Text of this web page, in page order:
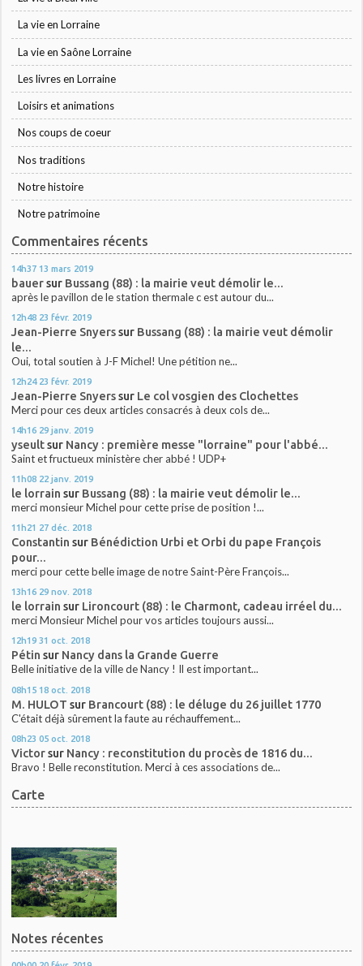
La vie en Lorraine
La vie en Saône Lorraine
Les livres en Lorraine
Loisirs et animations
Nos coups de coeur
Nos traditions
Notre histoire
Notre patrimoine
Commentaires récents
14h37 13 mars 2019
bauersur Bussang (88) : la mairie veut démolir le...
après le pavillon de le station thermale c est autour du...
12h48 23 févr. 2019
Jean-Pierre Snyerssur Bussang (88) : la mairie veut démolir
le...
Oui, total soutien à J-F Michel! Une pétition ne...
12h24 23 févr. 2019
Jean-Pierre Snyerssur Le col vosgien des Clochettes
Merci pour ces deux articles consacrés à deux cols de...
14h16 29 janv. 2019
yseultsur Nancy : première messe "lorraine" pour l'abbé...
Saint et fructueux ministère cher abbé ! UDP+
11h08 22 janv. 2019
le lorrain sur Bussang (88) : la mairie veut démolir le...
merci monsieur Michel pour cette prise de position !...
11h21 27 déc. 2018
Constantin sur Bénédiction Urbi et Orbi du pape François
pour...
merci pour cette belle image de notre Saint-Père François...
13h16 29 nov. 2018
le lorrain sur Lironcourt (88) : le Charmont, cadeau irréel du...
merci Monsieur Michel pour vos articles toujours aussi...
12h19 31 oct. 2018
Pétin sur Nancy dans la Grande Guerre
Belle initiative de la ville de Nancy ! Il est important...
08h15 18 oct. 2018
M. HULOT sur Brancourt (88) : le déluge du 26 juillet 1770
C'était déjà sûrement la faute au réchauffement...
08h23 05 oct. 2018
Victorsur Nancy : reconstitution du procès de 1816 du...
Bravo ! Belle reconstitution. Merci à ces associations de...
Carte
Notes récentes